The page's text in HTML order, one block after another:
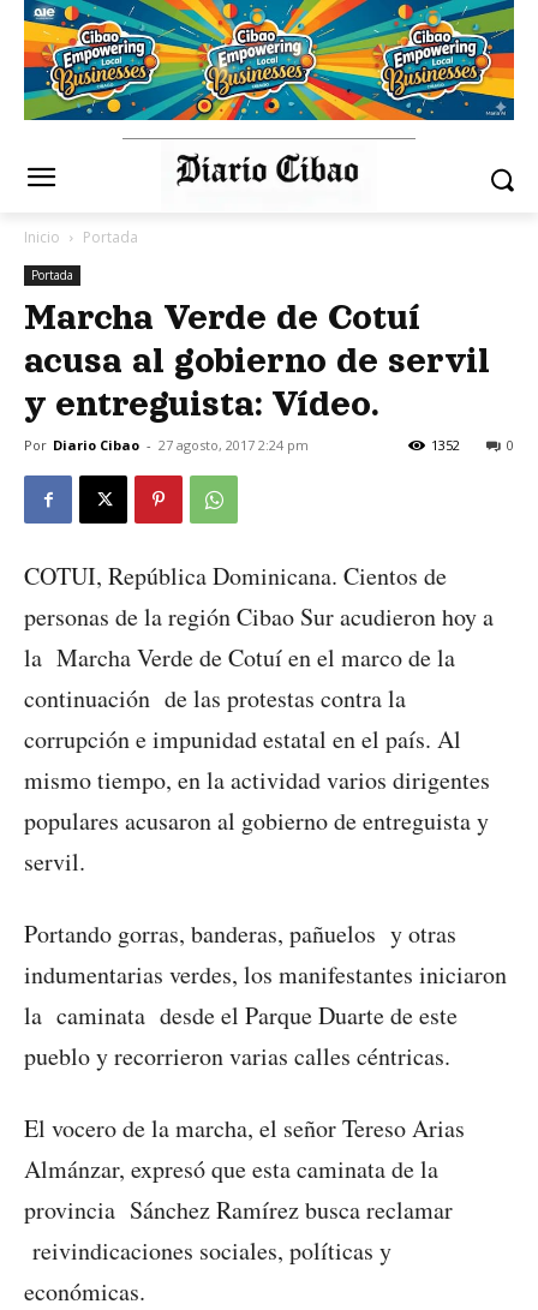
Inicio Portada
Portada
Marcha Verde de Cotuí
acusa al gobierno de servil
y entreguista: Vídeo.
Por Diario Cibao - 27 agosto, 2017 2:24 pm 0
1352
COTUI, República Dominicana. Cientos de
personas de la región Cibao Sur acudieron hoy a
la Marcha Verde de Cotuí en el marco de la
continuación de las protestas contra la
corrupción e impunidad estatal en el país. Al
mismo tiempo, en la actividad varios dirigentes
populares acusaron al gobierno de entreguista y
servil.
Portando gorras, banderas, pañuelos y otras
indumentarias verdes, los manifestantes iniciaron
la caminata desde el Parque Duarte de este
pueblo y recorrieron varias calles céntricas.
El vocero de la marcha, el señor Tereso Arias
Almánzar, expresó que esta caminata de la
provincia Sánchez Ramírez busca reclamar
reivindicaciones sociales, políticas y
económicas.